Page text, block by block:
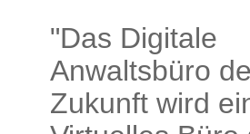
"Das Digitale
Anwaltsbüro
Zukunft wird